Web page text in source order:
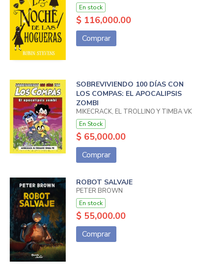
En stock
$ 116,000.00
Comprar
SOBREVIVIENDO 100 DÍAS CON
LOS COMPAS: EL APOCALIPSIS
ZOMBI
MIKECRACK, EL TROLLINO Y TIMBA VK
En Stock
$ 65,000.00
Comprar
ROBOT SALVAJE
PETER BROWN
En stock
$ 55,000.00
Comprar